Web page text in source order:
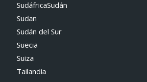
SudáfricaSudán
Sudan
Sudán del Sur
Suecia
Suiza
Tailandia